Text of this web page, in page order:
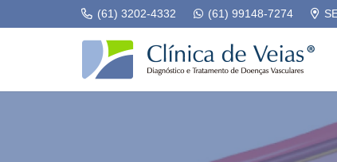
(61) 3202-4332 (61) 99148-7274